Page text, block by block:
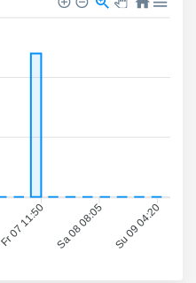
Fr 07 11:50 Sa 08 08:05 Su 09 04:20